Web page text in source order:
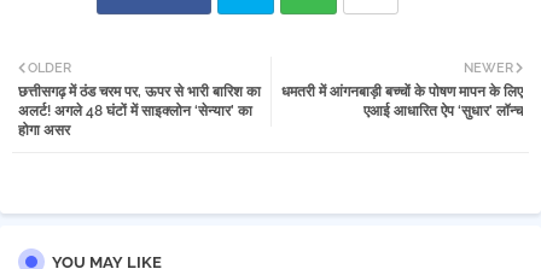
tter atsa
NEWER
धमतरी में आंगनबाड़ी बच्चों के पोषण मापन के लिए
एआई आधारित ऐप ‘सुधार’ लॉन्च
OLDER
छत्तीसगढ़ में ठंड चरम पर, ऊपर से भारी बारिश का
अलर्ट! अगले 48 घंटों में साइक्लोन ‘सेन्यार’ का
होगा असर
YOU MAY LIKE